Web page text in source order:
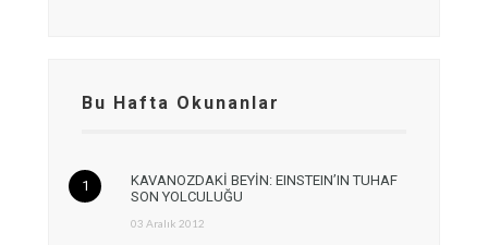
Bu Hafta Okunanlar
KAVANOZDAKİ BEYİN: EINSTEIN’IN TUHAF
SON YOLCULUĞU
03 Aralık 2012